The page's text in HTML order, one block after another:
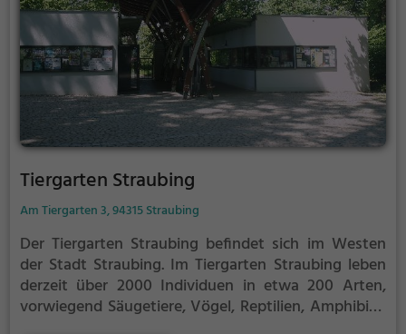
Tiergarten Straubing
Am Tiergarten 3, 94315 Straubing
Der Tiergarten Straubing befindet sich im Westen
der Stadt Straubing. Im Tiergarten Straubing leben
derzeit über 2000 Individuen in etwa 200 Arten,
vorwiegend Säugetiere, Vögel, Reptilien, Amphibien